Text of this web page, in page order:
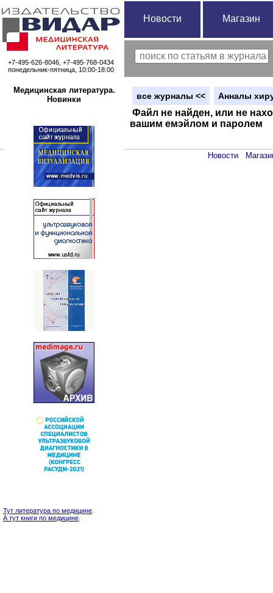
+7-495-626-8046, +7-495-768-0434
понедельник-пятница, 10:00-18:00
Новости Магазин
Медицинская литература.
Новинки
Тут литература по медицине
А тут книги по медицине
вce журналы << Анналы
Файл не найден, или не
вашим емэйлом и паролем
Новости